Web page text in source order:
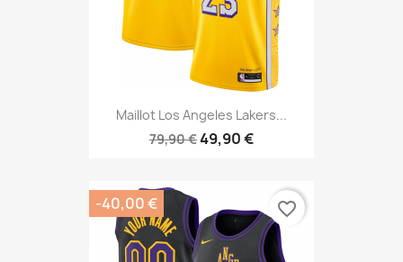
Maillot Los Angeles Lakers...
79,90 €49,90 €
-40,00 € favorite_border